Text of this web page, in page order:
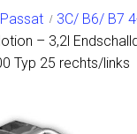
Passat 3C/ B6/ B7
– 3,2l
Typ 25 rechts/links